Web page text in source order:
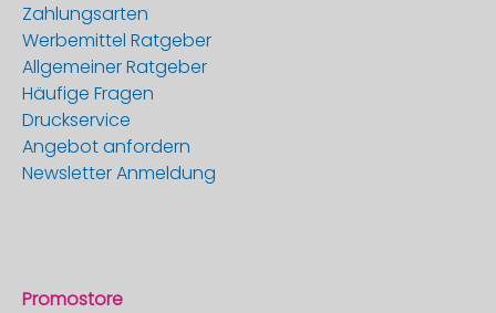
Zahlungsarten
Werbemittel Ratgeber
Allgemeiner Ratgeber
Häufige Fragen
Druckservice
Angebot anfordern
Newsletter Anmeldung
Promostore